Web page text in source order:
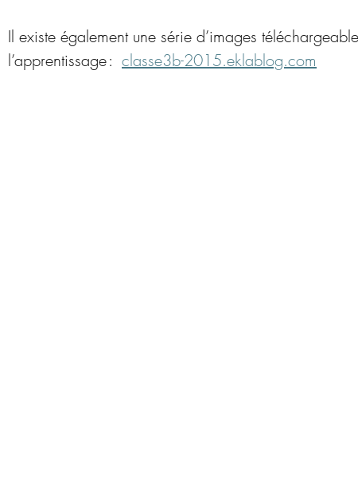
Il existe également une série d’images
l’apprentissage : classe3b-2015.eklablog.com